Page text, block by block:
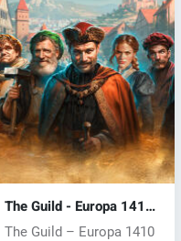
The Guild - Europa 1410
(PC) key
The Guild – Europa 1410